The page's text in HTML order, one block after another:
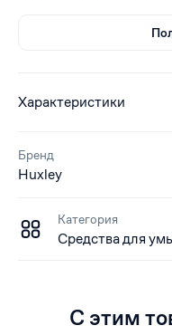
Характеристики
Бренд
Huxley
Категория
Средства для
С этим